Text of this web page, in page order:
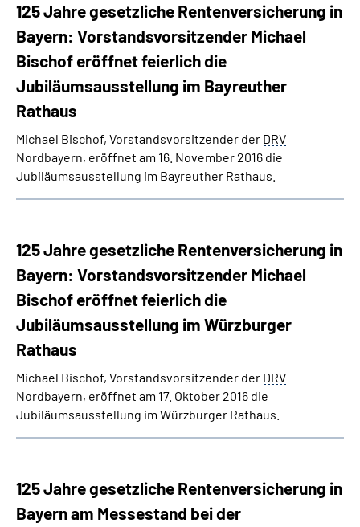
125 Jahre gesetzliche Rentenversicherung in
Bayern: Vorstandsvorsitzender Michael
Bischof eröffnet feierlich die
Jubiläumsausstellung im Bayreuther
Rathaus
Michael Bischof, Vorstandsvorsitzender der DRV
Nordbayern, eröffnet am 16. November 2016 die
Jubiläumsausstellung im Bayreuther Rathaus.
125 Jahre gesetzliche Rentenversicherung in
Bayern: Vorstandsvorsitzender Michael
Bischof eröffnet feierlich die
Jubiläumsausstellung im Würzburger
Rathaus
Michael Bischof, Vorstandsvorsitzender der DRV
Nordbayern, eröffnet am 17. Oktober 2016 die
Jubiläumsausstellung im Würzburger Rathaus.
125 Jahre gesetzliche Rentenversicherung in
Bayern am Messestand bei der